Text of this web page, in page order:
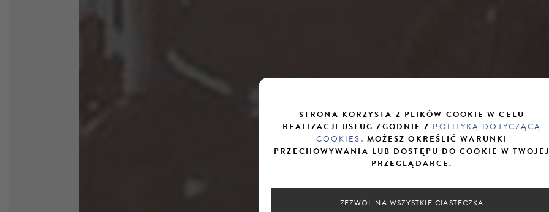
STRONA KORZYSTA Z PLIKÓW COOKIE W CELU
REALIZACJI USŁUG ZGODNIE Z POLITYKĄ DOTYCZĄCĄ
COOKIES. MOŻESZ OKREŚLIĆ WARUNKI
PRZECHOWYWANIA LUB DOSTĘPU DO COOKIE W TWOJEJ
PRZEGLĄDARCE.
ZEZWÓL NA WSZYSTKIE CIASTECZKA